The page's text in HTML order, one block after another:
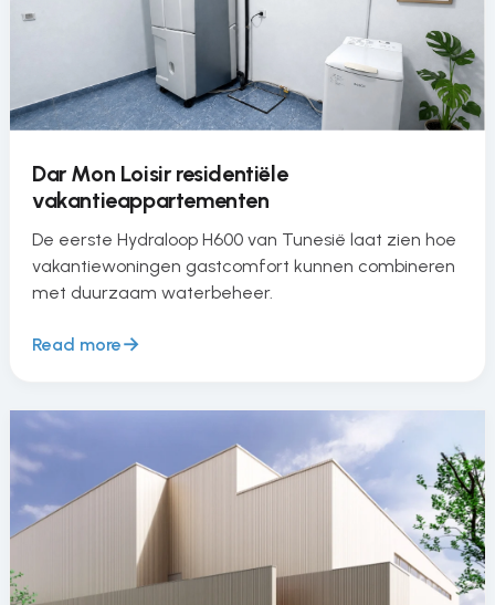
Dar Mon Loisir residentiële
vakantieappartementen
De eerste Hydraloop H600 van Tunesië laat zien hoe
vakantiewoningen gastcomfort kunnen combineren
met duurzaam waterbeheer.
Read more